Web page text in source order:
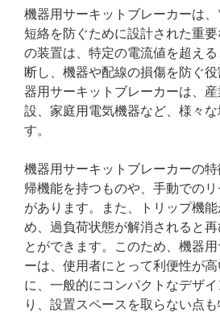
機器用サーキットブレーカーは
短絡を防ぐために設計された重
の装置は、特定の電流値を超え
断し、機器や配線の損傷を防ぐ
器用サーキットブレーカーは、
設、家庭用電気機器など、様々
す。
機器用サーキットブレーカーの
帰機能を持つものや、手動での
があります。また、トリップ機
め、過負荷状態が解消されると
とができます。このため、機器
ーは、使用者にとって利便性が
に、一般的にコンパクトなデザ
り、設置スペースを取らない点も